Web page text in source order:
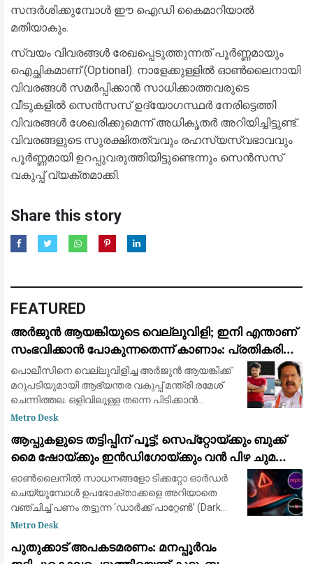
സന്ദർശിക്കുമ്പോൾ ഈ ഐഡി കൈമാറിയാൽ
മതിയാകും.
​സ്വയം വിവരങ്ങൾ രേഖപ്പെടുത്തുന്നത് പൂർണ്ണമായും
ഐച്ഛികമാണ് (Optional). നാളേക്കുള്ളിൽ ഓൺലൈനായി
വിവരങ്ങൾ സമർപ്പിക്കാൻ സാധിക്കാത്തവരുടെ
വീടുകളിൽ സെൻസസ് ഉദ്യോഗസ്ഥർ നേരിട്ടെത്തി
വിവരങ്ങൾ ശേഖരിക്കുമെന്ന് അധികൃതർ അറിയിച്ചിട്ടുണ്ട്.
വിവരങ്ങളുടെ സുരക്ഷിതത്വവും രഹസ്യസ്വഭാവവും
പൂർണ്ണമായി ഉറപ്പുവരുത്തിയിട്ടുണ്ടെന്നും സെൻസസ്
വകുപ്പ് വ്യക്തമാക്കി.
Share this story
FEATURED
അര്‍ജുന്‍ ആയങ്കിയുടെ വെല്ലുവിളി; ഇനി എന്താണ്
സംഭവിക്കാന്‍ പോകുന്നതെന്ന് കാണാം: പ്രതികരിച്ച്
രമേശ് ചെന്നിത്തല
പൊലീസിനെ വെല്ലുവിളിച്ച അര്‍ജുന്‍ ആയങ്കിക്ക്
മറുപടിയുമായി ആഭ്യന്തര വകുപ്പ് മന്ത്രി രമേശ്
ചെന്നിത്തല. ഒളിവിലുള്ള തന്നെ പിടിക്കാന്‍
പറ്റുമെങ്കില്‍ പിടിക്ക് എന്ന അര്‍ജുന്റെ
Metro Desk
ആപ്പുകളുടെ തട്ടിപ്പിന് പൂട്ട്; സെപ്റ്റോയ്ക്കും ബുക്ക്
മൈ ഷോയ്ക്കും ഇൻഡിഗോയ്ക്കും വൻ പിഴ ചുമത്തി
കേന്ദ്രം
ഓൺലൈനിൽ സാധനങ്ങളോ ടിക്കറ്റോ ഓർഡർ
ചെയ്യുമ്പോൾ ഉപഭോക്താക്കളെ അറിയാതെ
വഞ്ചിച്ച് പണം തട്ടുന്ന ‘ഡാർക്ക് പാറ്റേൺ’ (Dark
Patterns) തന്ത്രങ്ങൾക്കെതിരെ കേന്ദ്ര
ഓൺലൈൻ ഡെലിവറി
Metro Desk
പുതുക്കാട് അപകടമരണം: മനപ്പൂർവം